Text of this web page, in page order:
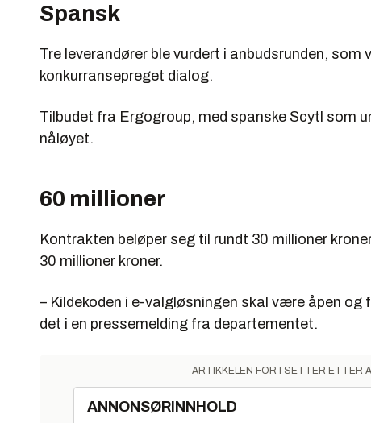
Spansk
Tre leverandører ble vurdert i anbudsrunden, som
konkurransepreget dialog.
Tilbudet fra Ergogroup, med spanske Scytl som
nåløyet.
60 millioner
Kontrakten beløper seg til rundt 30 millioner
30 millioner kroner.
– Kildekoden i e-valgløsningen skal være åpen
det i en pressemelding fra departementet.
ARTIKKELEN FORTSETTER ETTER
ANNONSØRINNHOLD